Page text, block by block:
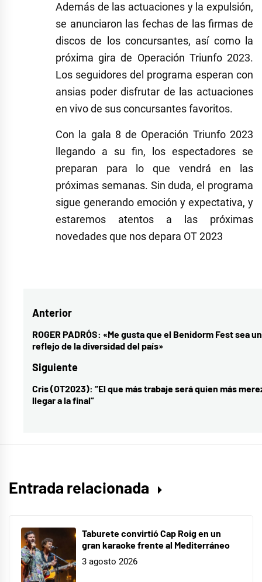
Además de las actuaciones y la expulsión,
se anunciaron las fechas de las firmas de
discos de los concursantes, así como la
próxima gira de Operación Triunfo 2023.
Los seguidores del programa esperan con
ansias poder disfrutar de las actuaciones
en vivo de sus concursantes favoritos.
Con la gala 8 de Operación Triunfo 2023
llegando a su fin, los espectadores se
preparan para lo que vendrá en las
próximas semanas. Sin duda, el programa
sigue generando emoción y expectativa, y
estaremos atentos a las próximas
novedades que nos depara OT 2023
Amazon
Prime,
Operación
Triunfo
2023,
Navegación
de
entradas
Anterior
Entrada
anterior:
ROGER PADRÓS: «Me gusta que el Benidorm Fest sea un
reflejo de la diversidad del país»
Siguiente
Entrada
siguiente:
Cris (OT2023): “El que más trabaje será quien más
llegar a la final”
Entrada relacionada
Taburete convirtió Cap Roig en un
gran karaoke frente al Mediterráneo
3 agosto 2026